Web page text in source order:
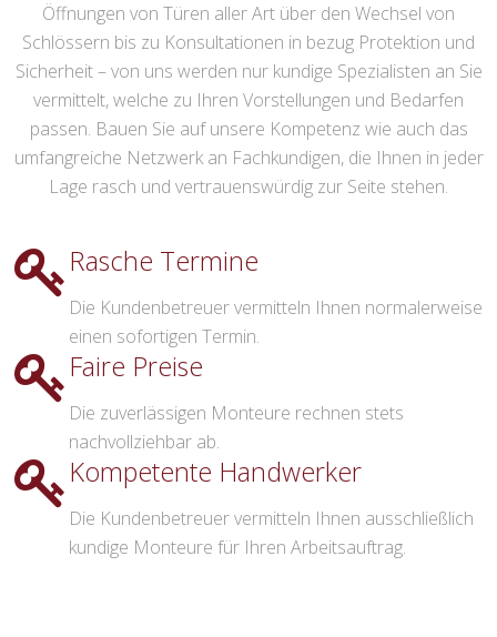
Öffnungen von Türen aller Art über den Wechsel von
Schlössern bis zu Konsultationen in bezug Protektion und
Sicherheit – von uns werden nur kundige Spezialisten an Sie
vermittelt, welche zu Ihren Vorstellungen und Bedarfen
passen. Bauen Sie auf unsere Kompetenz wie auch das
umfangreiche Netzwerk an Fachkundigen, die Ihnen in jeder
Lage rasch und vertrauenswürdig zur Seite stehen.
Rasche Termine
Die Kundenbetreuer vermitteln Ihnen normalerweise
einen sofortigen Termin.
Faire Preise
Die zuverlässigen Monteure rechnen stets
nachvollziehbar ab.
Kompetente Handwerker
Die Kundenbetreuer vermitteln Ihnen ausschließlich
kundige Monteure für Ihren Arbeitsauftrag.